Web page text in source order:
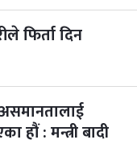
फिर्ता दिन
हौं : मन्त्री बादी